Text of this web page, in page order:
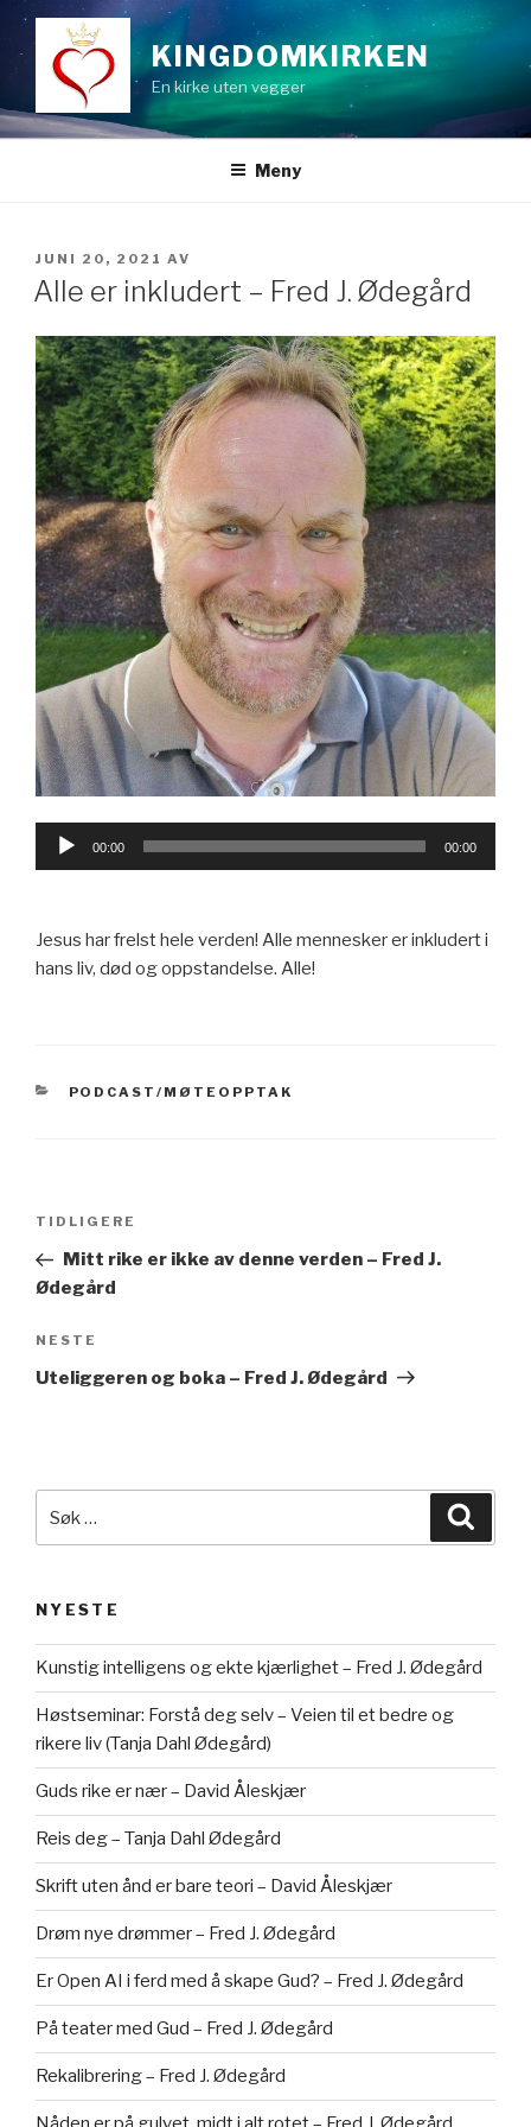
innhold
KINGDOMKIRKEN
En kirke uten vegger
Meny
PUBLISERT
JUNI 20, 2021 AV
Alle er inkludert – Fred J. Ødegård
Lydavspiller
00:00 00:00
Jesus har frelst hele verden! Alle mennesker er inkludert i
hans liv, død og oppstandelse. Alle!
KATEGORIER
PODCAST/MØTEOPPTAK
Forrige
innlegg
TIDLIGERE
Mitt rike er ikke av denne verden – Fred J.
Ødegård
Neste
innlegg
NESTE
Uteliggeren og boka – Fred J. Ødegård
etter:
NYESTE
Kunstig intelligens og ekte kjærlighet – Fred J. Ødegård
Høstseminar: Forstå deg selv – Veien til et bedre og
rikere liv (Tanja Dahl Ødegård)
Guds rike er nær – David Åleskjær
Reis deg – Tanja Dahl Ødegård
Skrift uten ånd er bare teori – David Åleskjær
Drøm nye drømmer – Fred J. Ødegård
Er Open AI i ferd med å skape Gud? – Fred J. Ødegård
På teater med Gud – Fred J. Ødegård
Rekalibrering – Fred J. Ødegård